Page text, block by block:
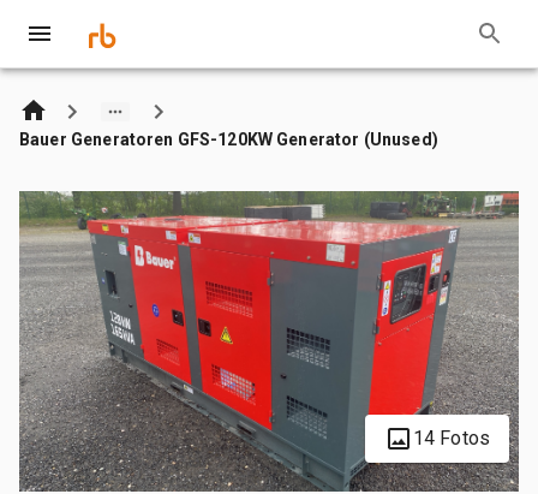
Bauer Generatoren GFS-120KW Generator (Unused)
14 Fotos